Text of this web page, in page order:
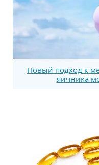
Новый подход к
яичника